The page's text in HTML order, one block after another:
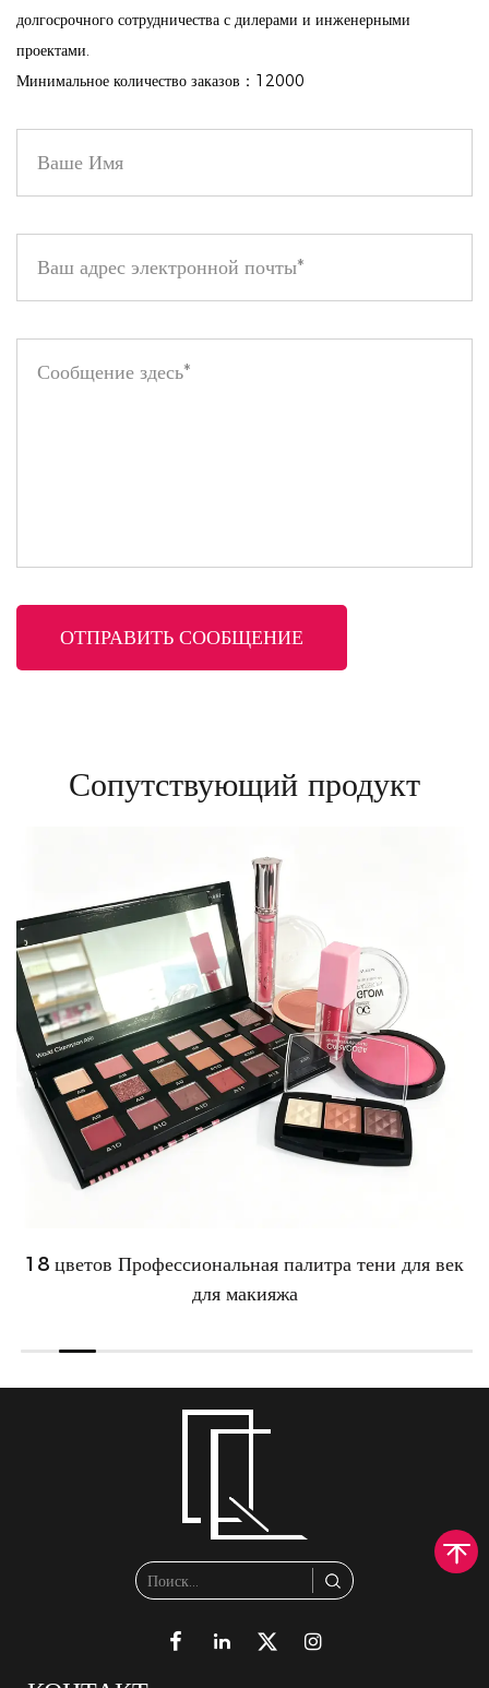
обеспечивающая безопасность и пригодность для всех типов
кожи, станет прекрасным дополнением к вашей рутине
красоты, обеспечивая как уход, так и цвет.
Побалуйте свои губы глянцевой губной помадой Full Color
Wet Look Finish и насладитесь идеальным сочетанием
интенсивного увлажнения, яркого цвета и роскошного
долгосрочного сотрудничества с дилерами и инженерными
проектами.
Минимальное количество заказов：12000
Сопутствующий продукт
18 цветов Профессиональная палитра тени для век
для макияжа